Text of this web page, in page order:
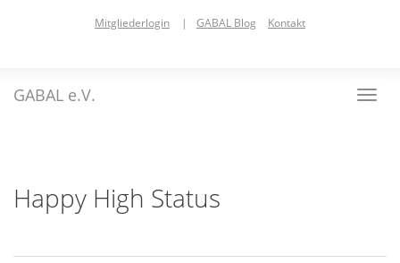
Mitgliederlogin | GABAL Blog Kontakt
GABAL e.V.
Happy High Status